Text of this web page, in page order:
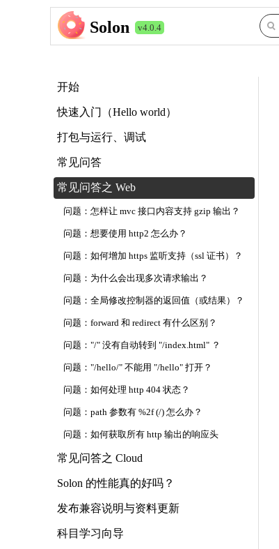
Solon v4.0.4
开始
快速入门（Hello world）
打包与运行、调试
常见问答
常见问答之 Web
问题：怎样让 mvc 接口内容支持 gzip 输出？
问题：想要使用 http2 怎么办？
问题：如何增加 https 监听支持（ssl 证书）？
问题：为什么会出现多次请求输出？
问题：全局修改控制器的返回值（或结果）？
问题：forward 和 redirect 有什么区别？
问题："/" 没有自动转到 "/index.html" ？
问题："/hello/" 不能用 "/hello" 打开？
问题：如何处理 http 404 状态？
问题：path 参数有 %2f (/) 怎么办？
问题：如何获取所有 http 输出的响应头
常见问答之 Cloud
Solon 的性能真的好吗？
发布兼容说明与资料更新
科目学习向导